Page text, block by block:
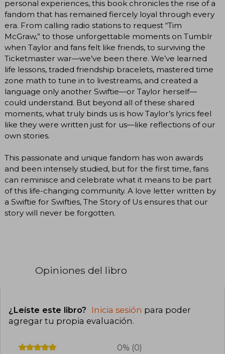
personal experiences, this book chronicles the rise of a
fandom that has remained fiercely loyal through every
era. From calling radio stations to request “Tim
McGraw,” to those unforgettable moments on Tumblr
when Taylor and fans felt like friends, to surviving the
Ticketmaster war—we’ve been there. We’ve learned
life lessons, traded friendship bracelets, mastered time
zone math to tune in to livestreams, and created a
language only another Swiftie—or Taylor herself—
could understand. But beyond all of these shared
moments, what truly binds us is how Taylor’s lyrics feel
like they were written just for us—like reflections of our
own stories.
This passionate and unique fandom has won awards
and been intensely studied, but for the first time, fans
can reminisce and celebrate what it means to be part
of this life-changing community. A love letter written by
a Swiftie for Swifties, The Story of Us ensures that our
story will never be forgotten.
Opiniones del libro
¿Leíste este libro? Inicia sesión para poder
agregar tu propia evaluación.
0% (0)